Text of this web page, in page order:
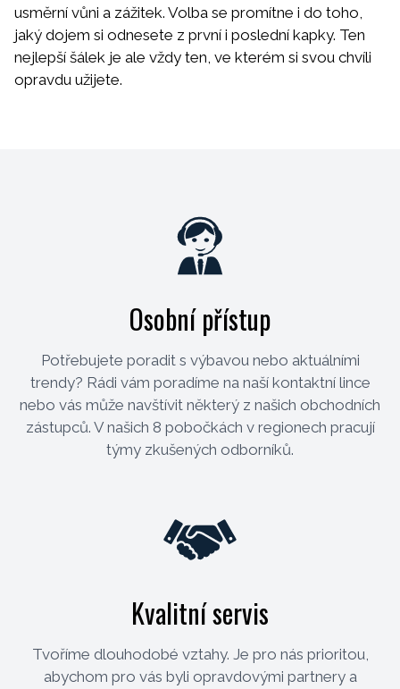
usměrní vůni a zážitek. Volba se promítne i do toho,
jaký dojem si odnesete z první i poslední kapky. Ten
nejlepší šálek je ale vždy ten, ve kterém si svou chvíli
opravdu užijete.
Osobní přístup
Potřebujete poradit s výbavou nebo aktuálními
trendy? Rádi vám poradíme na naší kontaktní lince
nebo vás může navštívit některý z našich obchodních
zástupců. V našich 8 pobočkách v regionech pracují
týmy zkušených odborníků.
Kvalitní servis
Tvoříme dlouhodobé vztahy. Je pro nás prioritou,
abychom pro vás byli opravdovými partnery a